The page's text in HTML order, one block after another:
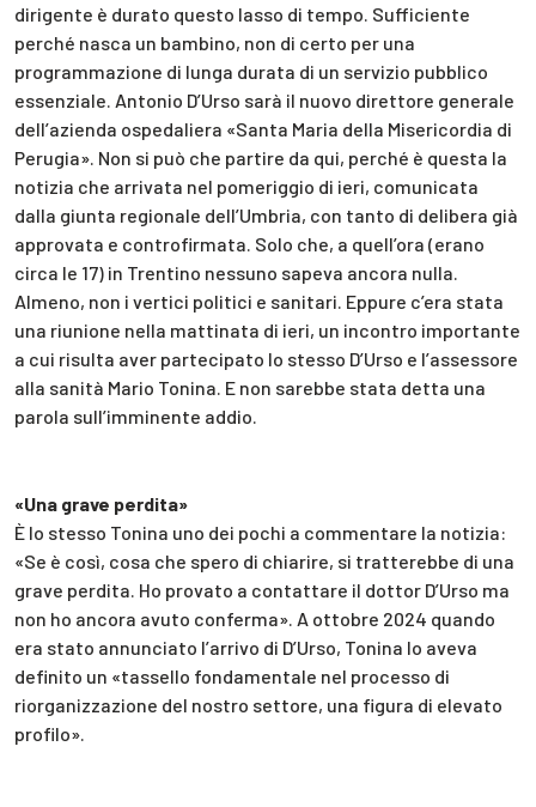
dirigente è durato questo lasso di tempo. Sufficiente
perché nasca un bambino, non di certo per una
programmazione di lunga durata di un servizio pubblico
essenziale. Antonio D’Urso sarà il nuovo direttore generale
dell’azienda ospedaliera «Santa Maria della Misericordia di
Perugia». Non si può che partire da qui, perché è questa la
notizia che arrivata nel pomeriggio di ieri, comunicata
dalla giunta regionale dell’Umbria, con tanto di delibera già
approvata e controfirmata. Solo che, a quell’ora (erano
circa le 17) in Trentino nessuno sapeva ancora nulla.
Almeno, non i vertici politici e sanitari. Eppure c’era stata
una riunione nella mattinata di ieri, un incontro importante
a cui risulta aver partecipato lo stesso D’Urso e l’assessore
alla sanità Mario Tonina. E non sarebbe stata detta una
parola sull’imminente addio.
«Una grave perdita»
È lo stesso Tonina uno dei pochi a commentare la notizia:
«Se è così, cosa che spero di chiarire, si tratterebbe di una
grave perdita. Ho provato a contattare il dottor D’Urso ma
non ho ancora avuto conferma». A ottobre 2024 quando
era stato annunciato l’arrivo di D’Urso, Tonina lo aveva
definito un «tassello fondamentale nel processo di
riorganizzazione del nostro settore, una figura di elevato
profilo».